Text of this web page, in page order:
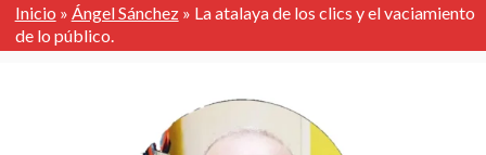
Inicio » Ángel Sánchez» La atalaya de los clics y el vaciamiento
de lo público.